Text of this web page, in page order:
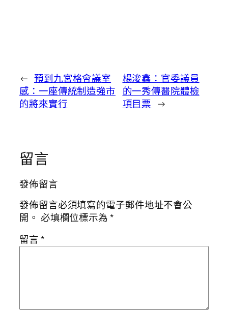
← 預到九宮格會議室
感：一座傳統制造強市
的將來實行
楊浚鑫：官委議員
的一秀傳醫院體檢
項目票 →
留言
發佈留言
發佈留言必須填寫的電子郵件地址不會公
開。 必填欄位標示為*
留言*